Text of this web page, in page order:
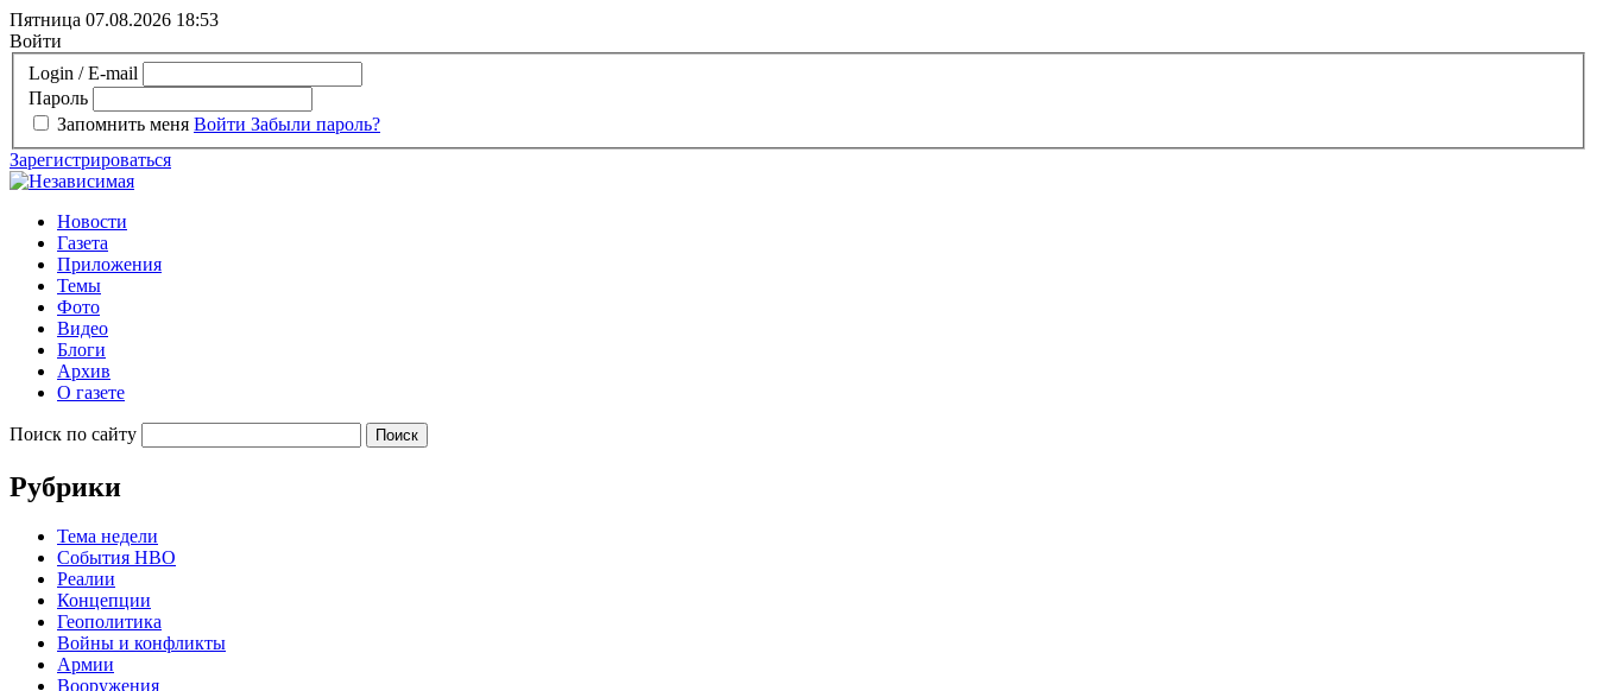
Пятница 07.08.2026 18:53
Войти
Login / E-mail
Пароль
Запомнить меня Войти Забыли пароль?
Зарегистрироваться
Новости
Газета
Приложения
Темы
Фото
Видео
Блоги
Архив
О газете
Поиск по сайту
Рубрики
Тема недели
События НВО
Реалии
Концепции
Геополитика
Войны и конфликты
Армии
Вооружения